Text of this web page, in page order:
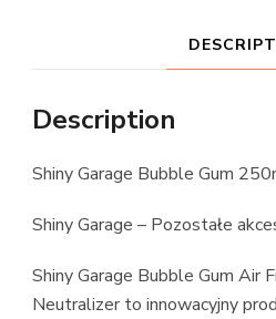
Description
Shiny Garage Bubble Gum
Shiny Garage – Pozostałe
Shiny Garage Bubble Gum Air
Neutralizer to innowacyjny